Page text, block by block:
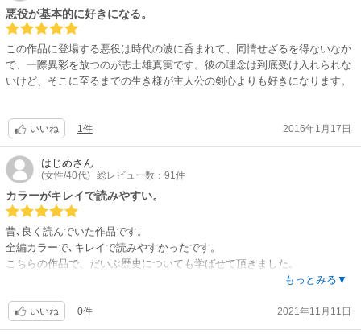
悪役が基本的に好きになる。
この作品に登場する悪役は時代の波に呑まれて、同情せざるを得ないなか
で、一際異彩を放つのが志士雄真実です。彼の理念は到底受け入れられな
いけど、そこに至るまでの生き様が主人公の剣心よりも好きになります。
いいね 1件 2016年1月17日
はじめさん
(女性/40代) 総レビュー数：91件
カラーがキレイで読みやすい。
昔､良く読んでいた作品です。
全編カラーで､キレイで読みやすかったです。
こちらの作品で、だいぶ歴史についても学ばせて頂きました。
もっとみる▼
いいね 0件 2021年11月11日